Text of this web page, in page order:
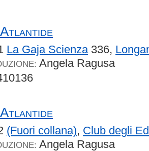
La Gaja Scienza 336,
Angela Ragusa
(Fuori collana), Club degli
Angela Ragusa